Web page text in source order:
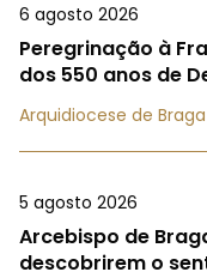
6 agosto 2026
Peregrinação à
dos 550 anos de
Arquidiocese de Braga
5 agosto 2026
Arcebispo de
descobrirem o